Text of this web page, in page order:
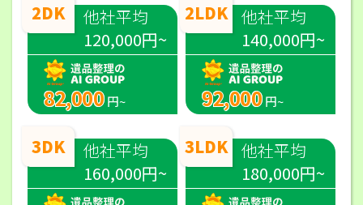
2DK
他社平均
120,000円~
82,000 円~
3DK
他社平均
160,000円~
2LDK 他社平均
140,000円~
92,000 円~
3LDK 他社平均
180,000円~